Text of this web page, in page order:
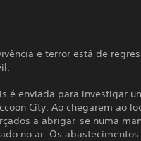
e terror está de
é enviada para investigar
City. Ao chegarem ao
a abrigar-se numa
no ar. Os abastecimentos